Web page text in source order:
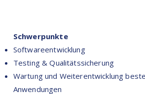
Schwerpunkte
Softwareentwicklung
Testing & Qualitätssicherung
Wartung und Weiterentwicklung
Anwendungen